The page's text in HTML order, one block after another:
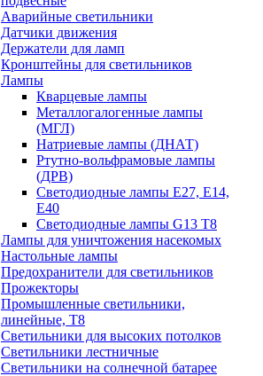
Аварийные светильники
Датчики движения
Держатели для ламп
Кронштейны для светильников
Лампы
Кварцевые лампы
Металлогалогенные лампы
(МГЛ)
Натриевые лампы (ДНАТ)
Ртутно-вольфрамовые лампы
(ДРВ)
Светодиодные лампы E27, E14,
E40
Светодиодные лампы G13 Т8
Лампы для уничтожения насекомых
Настольные лампы
Предохранители для светильников
Прожекторы
Промышленные светильники,
линейные, Т8
Светильники для высоких потолков
Светильники лестничные
Светильники на солнечной батарее